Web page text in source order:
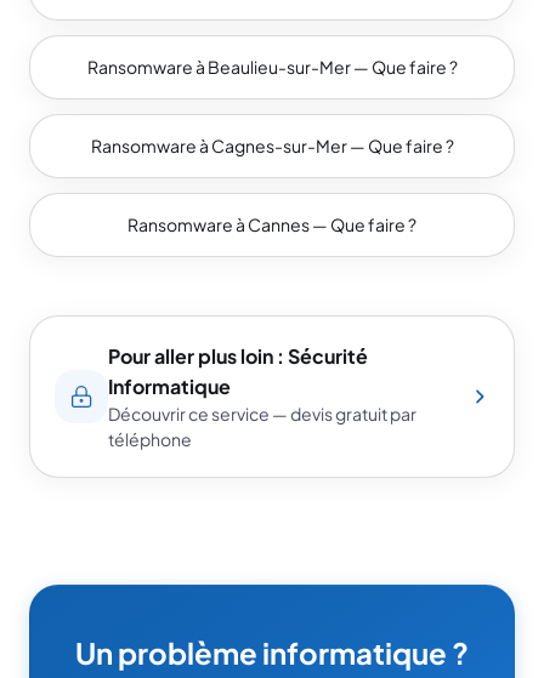
Ransomware à Beaulieu-sur-Mer — Que faire ?
Ransomware à Cagnes-sur-Mer — Que faire ?
Ransomware à Cannes — Que faire ?
Pour aller plus loin : Sécurité
Informatique
Découvrir ce service — devis gratuit par
téléphone
Un problème informatique ?